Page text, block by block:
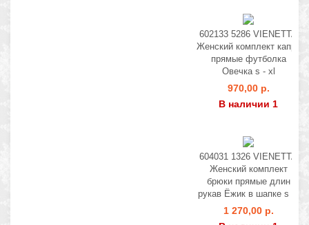
602133 5286 VIENETTA
Женский комплект капри
прямые футболка
Овечка s - xl
970,00 р.
В наличии 1
604031 1326 VIENETTA
Женский комплект
брюки прямые длин
рукав Ёжик в шапке s - l
1 270,00 р.